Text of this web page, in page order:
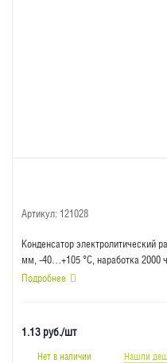
Артикул: 121028
Конденсатор электролитический
мм, -40…+105 °C, наработка 2000
Подробнее
1.13 руб./шт
Нет в наличии Нашли